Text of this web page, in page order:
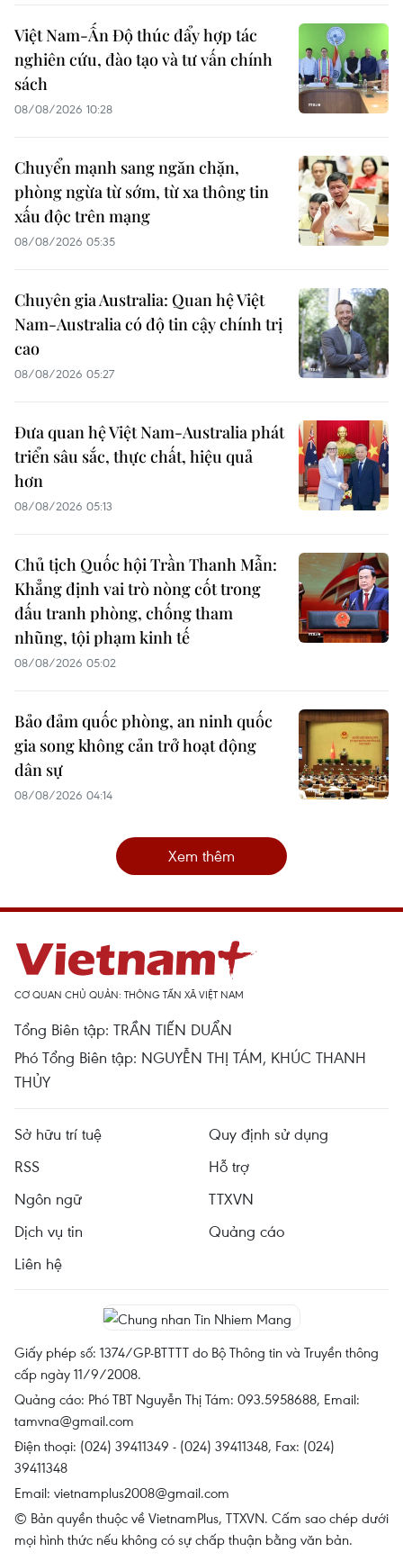
Việt Nam-Ấn Độ thúc đẩy hợp tác
nghiên cứu, đào tạo và tư vấn chính
sách
08/08/2026 10:28
Chuyển mạnh sang ngăn chặn,
phòng ngừa từ sớm, từ xa thông tin
xấu độc trên mạng
08/08/2026 05:35
Chuyên gia Australia: Quan hệ Việt
Nam-Australia có độ tin cậy chính trị
cao
08/08/2026 05:27
Đưa quan hệ Việt Nam-Australia phát
triển sâu sắc, thực chất, hiệu quả
hơn
08/08/2026 05:13
Chủ tịch Quốc hội Trần Thanh Mẫn:
Khẳng định vai trò nòng cốt trong
đấu tranh phòng, chống tham
nhũng, tội phạm kinh tế
08/08/2026 05:02
Bảo đảm quốc phòng, an ninh quốc
gia song không cản trở hoạt động
dân sự
08/08/2026 04:14
Xem thêm
CƠ QUAN CHỦ QUẢN: THÔNG TẤN XÃ VIỆT NAM
Tổng Biên tập: TRẦN TIẾN DUẨN
Phó Tổng Biên tập: NGUYỄN THỊ TÁM, KHÚC THANH
THỦY
Sở hữu trí tuệ
Quy định sử dụng
RSS
Hỗ trợ
Ngôn ngữ
TTXVN
Dịch vụ tin
Quảng cáo
Liên hệ
Giấy phép số: 1374/GP-BTTTT do Bộ Thông tin và Truyền thông
cấp ngày 11/9/2008.
Quảng cáo: Phó TBT Nguyễn Thị Tám: 093.5958688, Email:
tamvna@gmail.com
Điện thoại: (024) 39411349 - (024) 39411348, Fax: (024)
39411348
Email: vietnamplus2008@gmail.com
© Bản quyền thuộc về VietnamPlus, TTXVN. Cấm sao chép dưới
mọi hình thức nếu không có sự chấp thuận bằng văn bản.